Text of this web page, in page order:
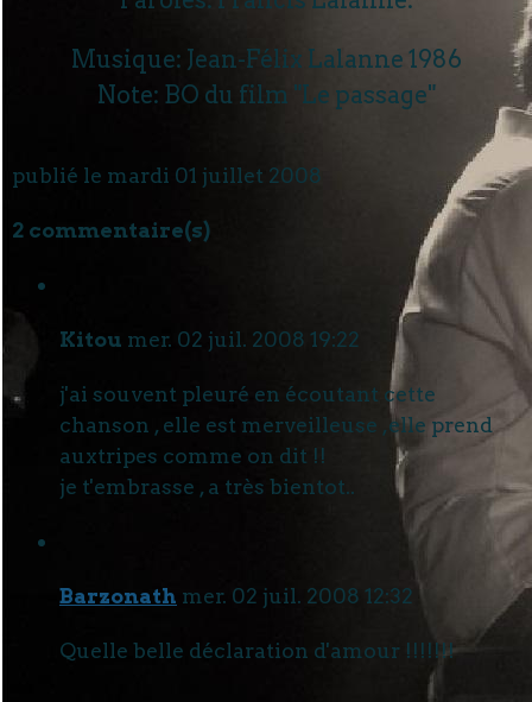
Musique: Jean-Félix Lalanne 1986
Note: BO du film "Le passage"
publié le mardi 01 juillet 2008
2 commentaire(s)
Kitou mer. 02 juil. 2008 19:22
j'ai souvent pleuré en écoutant cette
chanson , elle est merveilleuse ,elle prend
auxtripes comme on dit !!
je t'embrasse , a très bientot..
Barzonath mer. 02 juil. 2008 12:32
Quelle belle déclaration d'amour !!!!!!!